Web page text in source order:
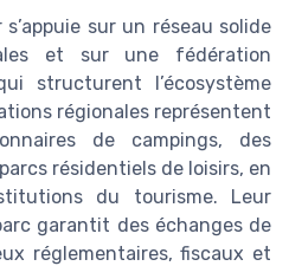
sur un réseau solide
et sur une fédération
structurent l’écosystème
régionales représentent
de campings, des
résidentiels de loisirs, en
du tourisme. Leur
garantit des échanges de
réglementaires, fiscaux et